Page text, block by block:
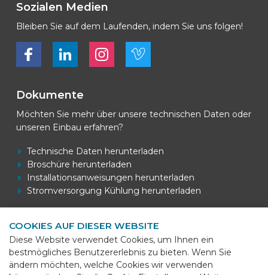
Sozialen Medien
Bleiben Sie auf dem Laufenden, indem Sie uns folgen!
Bekijk ons op FacebookBekijk ons op LinkedInBekijk ons op LinkedInBekijk ons op Vimeo
Dokumente
Möchten Sie mehr über unsere technischen Daten oder
unseren Einbau erfahren?
Technische Daten herunterladen
Broschüre herunterladen
Installationsanweisungen herunterladen
Stromversorgung Kühlung herunterladen
Kontaktdaten
BEKS Systems
Meerheide 58
COOKIES AUF DIESER WEBSITE
Diese Website verwendet Cookies, um Ihnen ein
bestmögliches Benutzererlebnis zu bieten. Wenn Sie
ändern möchten, welche Cookies wir verwenden